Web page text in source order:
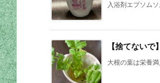
入浴剤エプソム
【捨てない
大根の葉は栄養